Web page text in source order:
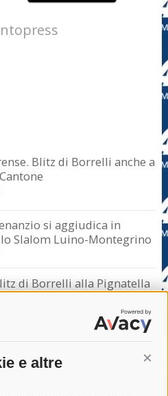
e altre
Blitz di Borrelli anche a
si aggiudica in
Slalom Luino-Montegrino
di Borrelli alla Pignatella